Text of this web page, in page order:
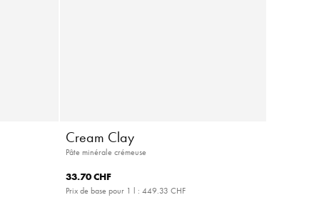
Cream Clay
Pâte minérale crémeuse
33.70 CHF
Prix de base pour 1 l : 449.33 CHF